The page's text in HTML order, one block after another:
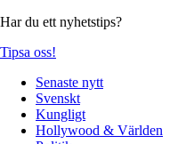
Har du ett nyhetstips?
Tipsa oss!
Senaste nytt
Svenskt
Kungligt
Hollywood & Världen